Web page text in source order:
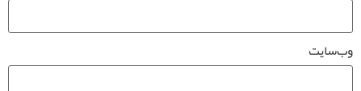
وب‌سایت